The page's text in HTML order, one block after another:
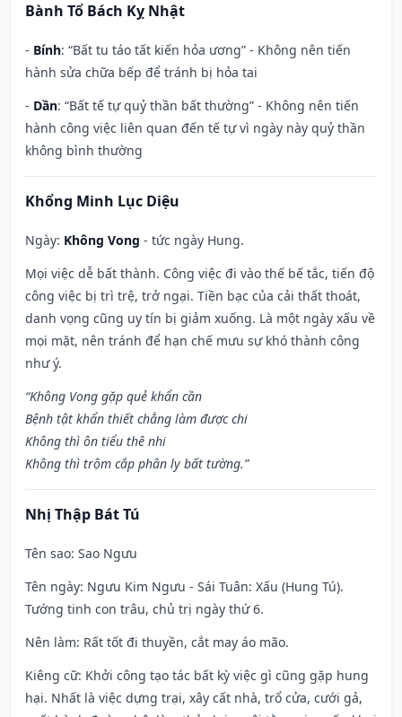
Bành Tổ Bách Kỵ Nhật
- Bính: “Bất tu táo tất kiến hỏa ương” - Không nên tiến
hành sửa chữa bếp để tránh bị hỏa tai
- Dần: “Bất tế tự quỷ thần bất thường” - Không nên tiến
hành công việc liên quan đến tế tự vì ngày này quỷ thần
không bình thường
Khổng Minh Lục Diệu
Ngày: Không Vong - tức ngày Hung.
Mọi việc dễ bất thành. Công việc đi vào thế bế tắc, tiến độ
công việc bị trì trệ, trở ngại. Tiền bạc của cải thất thoát,
danh vọng cũng uy tín bị giảm xuống. Là một ngày xấu về
mọi mặt, nên tránh để hạn chế mưu sự khó thành công
như ý.
“Không Vong gặp quẻ khẩn cần
Bệnh tật khẩn thiết chẳng làm được chi
Không thì ôn tiểu thê nhi
Không thì trộm cắp phân ly bất tường.”
Nhị Thập Bát Tú
Tên sao: Sao Ngưu
Tên ngày: Ngưu Kim Ngưu - Sái Tuân: Xấu (Hung Tú).
Tướng tinh con trâu, chủ trị ngày thứ 6.
Nên làm: Rất tốt đi thuyền, cắt may áo mão.
Kiêng cữ: Khởi công tạo tác bất kỳ việc gì cũng gặp hung
hại. Nhất là việc dựng trại, xây cất nhà, trổ cửa, cưới gả,